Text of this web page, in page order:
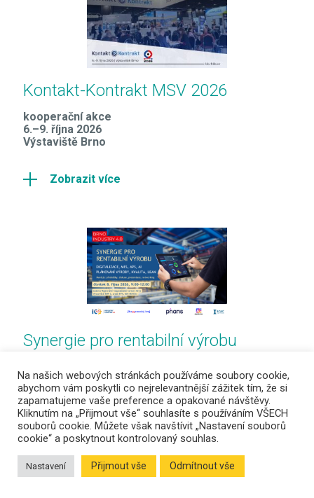
Kontakt-Kontrakt MSV 2026
kooperační akce
6.–9. října 2026
Výstaviště Brno
Zobrazit více
Synergie pro rentabilní výrobu
meetup | seminář, přednáška, networking, diskuse
budova RHKB
Zobrazit více
Na našich webových stránkách používáme soubory cookie,
abychom vám poskytli co nejrelevantnější zážitek tím, že si
zapamatujeme vaše preference a opakované návštěvy.
Kliknutím na „Přijmout vše“ souhlasíte s používáním VŠECH
souborů cookie. Můžete však navštívit „Nastavení souborů
cookie“ a poskytnout kontrolovaný souhlas.
Nastavení Přijmout vše Odmítnout vše